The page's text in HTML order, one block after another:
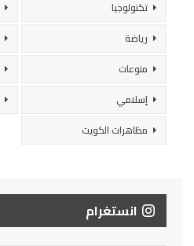
تكنولوجيا
رياضة
منوعات
إسلامي
مظاهرات الكويت
انستغرام